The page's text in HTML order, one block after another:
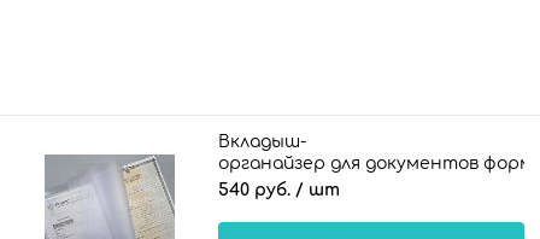
Вкладыш-
органайзер для документов
540 руб. / шт